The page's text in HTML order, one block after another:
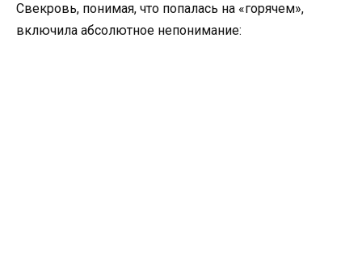
Свекровь, понимая, что попалась на «горячем»,
включила абсолютное непонимание: